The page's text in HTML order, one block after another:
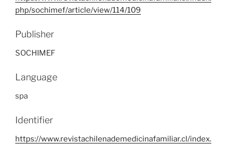
php/sochimef/article/view/114/109
Publisher
SOCHIMEF
Language
spa
Identifier
https://www.revistachilenademedicinafamiliar.cl/index.